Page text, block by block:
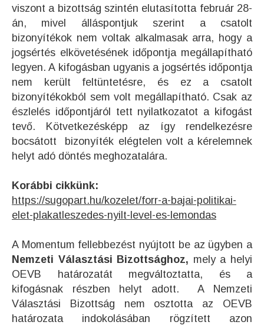
viszont a bizottság szintén elutasította február 28-
án, mivel álláspontjuk szerint a csatolt
bizonyítékok nem voltak alkalmasak arra, hogy a
jogsértés elkövetésének időpontja megállapítható
legyen. A kifogásban ugyanis a jogsértés időpontja
nem került feltüntetésre, és ez a csatolt
bizonyítékokból sem volt megállapítható. Csak az
észlelés időpontjáról tett nyilatkozatot a kifogást
tevő. Kötvetkezésképp az így rendelkezésre
bocsátott bizonyíték elégtelen volt a kérelemnek
helyt adó döntés meghozatalára.
Korábbi cikkünk:
https://sugopart.hu/kozelet/forr-a-bajai-politikai-
elet-plakatleszedes-nyilt-level-es-lemondas
A Momentum fellebbezést nyújtott be az ügyben a
Nemzeti Választási Bizottsághoz, mely a helyi
OEVB határozatát megváltoztatta, és a
kifogásnak részben helyt adott. A Nemzeti
Választási Bizottság nem osztotta az OEVB
határozata indokolásában rögzített azon